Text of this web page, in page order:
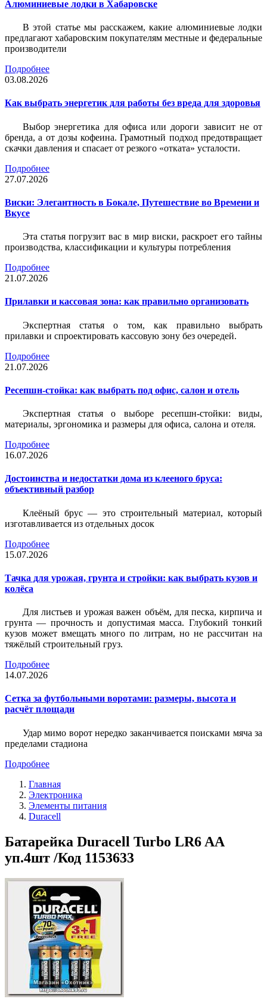
Алюминиевые лодки в Хабаровске
В этой статье мы расскажем, какие алюминиевые лодки
предлагают хабаровским покупателям местные и федеральные
производители
Подробнее
03.08.2026
Как выбрать энергетик для работы без вреда для здоровья
Выбор энергетика для офиса или дороги зависит не от
бренда, а от дозы кофеина. Грамотный подход предотвращает
скачки давления и спасает от резкого «отката» усталости.
Подробнее
27.07.2026
Виски: Элегантность в Бокале, Путешествие во Времени и
Вкусе
Эта статья погрузит вас в мир виски, раскроет его тайны
производства, классификации и культуры потребления
Подробнее
21.07.2026
Прилавки и кассовая зона: как правильно организовать
Экспертная статья о том, как правильно выбрать
прилавки и спроектировать кассовую зону без очередей.
Подробнее
21.07.2026
Ресепшн-стойка: как выбрать под офис, салон и отель
Экспертная статья о выборе ресепшн-стойки: виды,
материалы, эргономика и размеры для офиса, салона и отеля.
Подробнее
16.07.2026
Достоинства и недостатки дома из клееного бруса:
объективный разбор
Клеёный брус — это строительный материал, который
изготавливается из отдельных досок
Подробнее
15.07.2026
Тачка для урожая, грунта и стройки: как выбрать кузов и
колёса
Для листьев и урожая важен объём, для песка, кирпича и
грунта — прочность и допустимая масса. Глубокий тонкий
кузов может вмещать много по литрам, но не рассчитан на
тяжёлый строительный груз.
Подробнее
14.07.2026
Сетка за футбольными воротами: размеры, высота и
расчёт площади
Удар мимо ворот нередко заканчивается поисками мяча за
пределами стадиона
Подробнее
Главная
Электроника
Элементы питания
Duracell
Батарейка Duracell Turbo LR6 AA
уп.4шт /Код 1153633